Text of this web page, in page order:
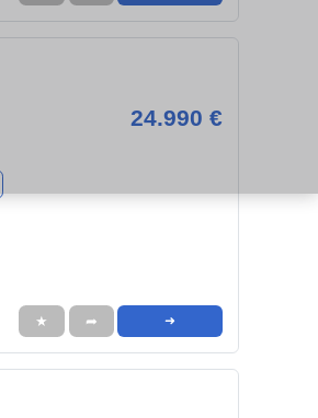
24.990 €
★ ➦ ➜